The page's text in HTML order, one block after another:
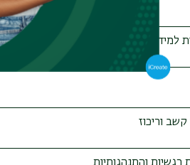
למידה
וריכוז